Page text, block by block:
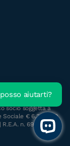
socio soggetta a
€ 6.300.000
n. 696117
Open
aiutarti?